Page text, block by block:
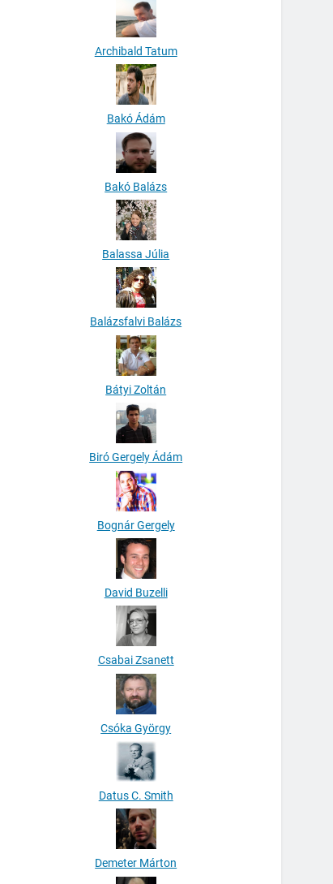
Archibald Tatum
Bakó Ádám
Bakó Balázs
Balassa Júlia
Balázsfalvi Balázs
Bátyi Zoltán
Biró Gergely Ádám
Bognár Gergely
David Buzelli
Csabai Zsanett
Csóka György
Datus C. Smith
Demeter Márton